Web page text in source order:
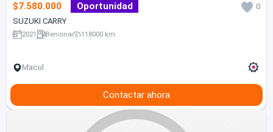
$7.580.000 Oportunidad
0
SUZUKI CARRY
2021 Bencina 118000 km
Macul
Contactar ahora